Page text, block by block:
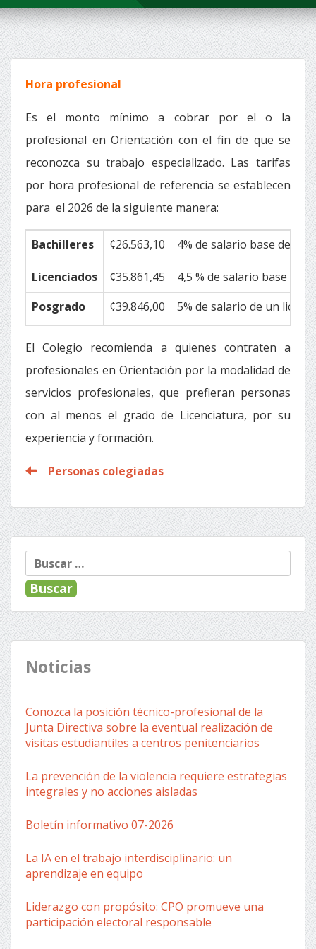
Hora profesional
Es el monto mínimo a cobrar por el o la
profesional en Orientación con el fin de que se
reconozca su trabajo especializado. Las tarifas
por hora profesional de referencia se establecen
para el 2026 de la siguiente manera:
Bachilleres ¢26.563,10 4% de salario base de un
Licenciados ¢35.861,45
4,5 % de salario base de
Posgrado
¢39.846,00 5% de salario de un
El Colegio recomienda a quienes contraten a
profesionales en Orientación por la modalidad de
servicios profesionales, que prefieran personas
con al menos el grado de Licenciatura, por su
experiencia y formación.
Personas colegiadas
Buscar:
Noticias
Conozca la posición técnico-profesional de la
Junta Directiva sobre la eventual realización de
visitas estudiantiles a centros penitenciarios
La prevención de la violencia requiere estrategias
integrales y no acciones aisladas
Boletín informativo 07-2026
La IA en el trabajo interdisciplinario: un
aprendizaje en equipo
Liderazgo con propósito: CPO promueve una
participación electoral responsable